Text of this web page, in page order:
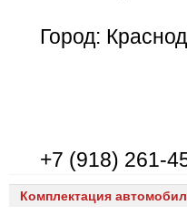
Город:
+7 (918) 261-
Комплектация